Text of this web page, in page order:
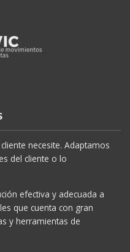
necesite. Adaptamos
efectiva y adecuada a
y herramientas de
e innovación,